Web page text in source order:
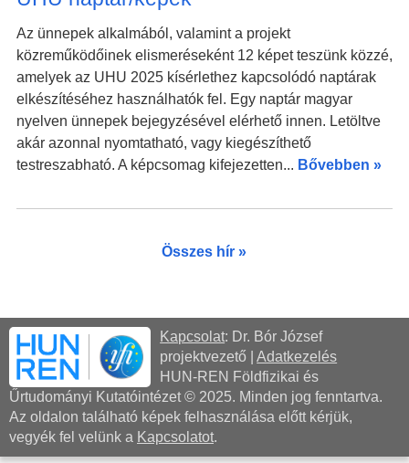
Az ünnepek alkalmából, valamint a projekt
közreműködőinek elismeréseként 12 képet teszünk közzé,
amelyek az UHU 2025 kísérlethez kapcsolódó naptárak
elkészítéséhez használhatók fel. Egy naptár magyar
nyelven ünnepek bejegyzésével elérhető innen. Letöltve
akár azonnal nyomtatható, vagy kiegészíthető
testreszabható. A képcsomag kifejezetten... Bővebben »
Összes hír »
Kapcsolat: Dr. Bór József
projektvezető
Adatkezelés
HUN-REN Földfizikai és
Űrtudományi Kutatóintézet © 2025. Minden jog fenntartva.
Az oldalon található képek felhasználása előtt kérjük,
vegyék fel velünk a Kapcsolatot.